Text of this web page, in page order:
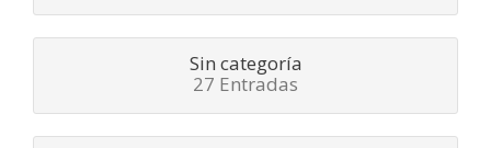
Sin categoría
27 Entradas